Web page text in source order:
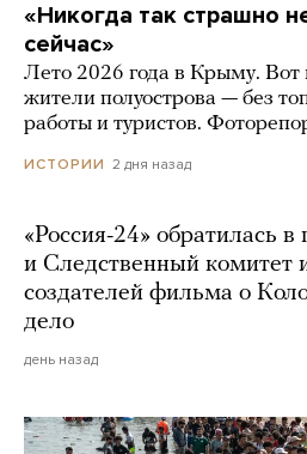
«Никогда так страшно
сейчас»
Лето 2026 года в Крыму. Вот
жители полуострова — без
работы и туристов.
ИСТОРИИ 2 дня назад
«Россия-24» обратилась в
и Следственный комитет
создателей фильма о
дело
день назад